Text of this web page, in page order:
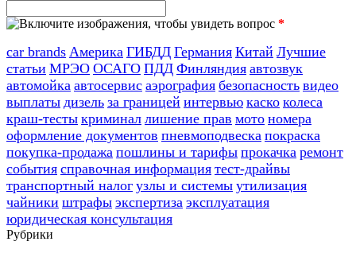
*
car brands Америка ГИБДД Германия Китай Лучшие
статьи МРЭО ОСАГО ПДД Финляндия автозвук
автомойка автосервис аэрография безопасность видео
выплаты дизель за границей интервью каско колеса
краш-тесты криминал лишение прав мото номера
оформление документов пневмоподвеска покраска
покупка-продажа пошлины и тарифы прокачка ремонт
события справочная информация тест-драйвы
транспортный налог узлы и системы утилизация
чайники штрафы экспертиза эксплуатация
юридическая консультация
Рубрики